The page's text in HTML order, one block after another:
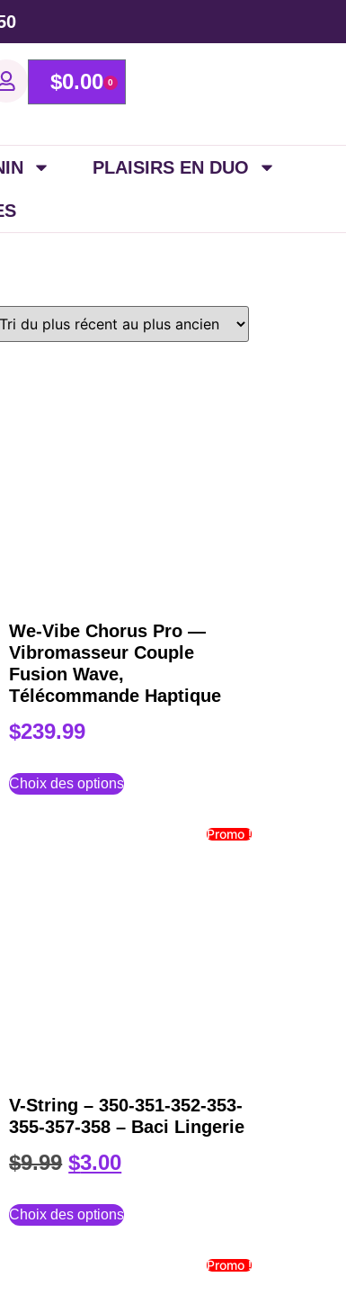
$0.00 0
PLAISIRS EN DUO
We-Vibe Chorus Pro —
Vibromasseur Couple
Fusion Wave,
Télécommande Haptique
$239.99
Choix des options
Promo !
V-String – 350-351-352-353-
355-357-358 – Baci Lingerie
$9.99 $3.00
Choix des options
Promo !